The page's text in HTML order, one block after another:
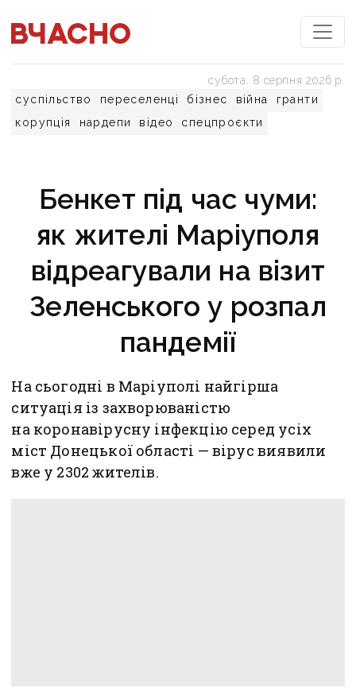
суспільство переселенці бізнес війна
гранти
корупція
нардепи відео спецпроєкти
субота, 8 серпня 2026 р.
Бенкет під час чуми:
як жителі Маріуполя
відреагували на візит
Зеленського у розпал
пандемії
На сьогодні в Маріуполі найгірша
ситуація із захворюваністю
на коронавірусну інфекцію серед усіх
міст Донецької області — вірус виявили
вже у 2302 жителів.